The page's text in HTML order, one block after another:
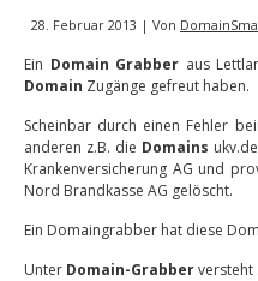
28. Februar 2013 | Von
Ein Domain Grabber aus
Domain Zugänge gefreut haben.
Scheinbar durch einen Fehler
anderen z.B. die Domains
Krankenversicherung AG und
Nord Brandkasse AG gelöscht.
Ein Domaingrabber hat diese
Unter Domain-Grabberversteht